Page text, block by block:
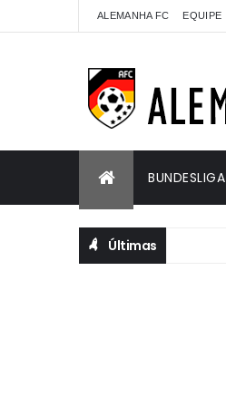
ALEMANHA FC EQUIPE
BUNDESLIGA
Últimas